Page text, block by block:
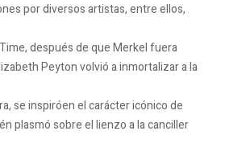
por diversos artistas, entre ellos,
después de que Merkel fuera
Peyton volvió a inmortalizar a la
se inspiróen el carácter icónico de
plasmó sobre el lienzo a la canciller